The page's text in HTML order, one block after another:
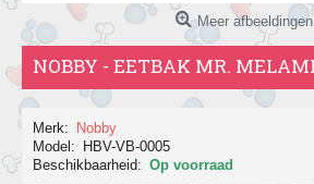
Meer afbeeldingen
Merk:
Nobby
Model:
HBV-VB-0005
Beschikbaarheid: Op voorraad